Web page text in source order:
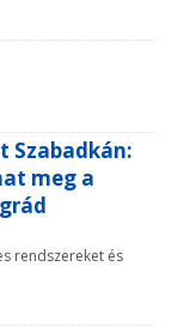
Szabadkán:
meg a
rendszereket és